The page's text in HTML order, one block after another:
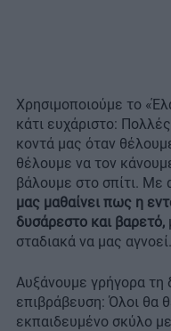
Χρησιμοποιούμε το
κάτι ευχάριστο:
κοντά μας όταν
θέλουμε να τον
βάλουμε στο σπίτι.
μας μαθαίνει πως η
δυσάρεστο και βαρετό,
σταδιακά να μας αγνοεί.
Αυξάνουμε γρήγορα τη
επιβράβευση: Όλοι θα
εκπαιδευμένο σκύλο